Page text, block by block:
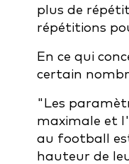
plus de
répétitions
En ce qui
certain
"Les
maximale et
au football
hauteur de